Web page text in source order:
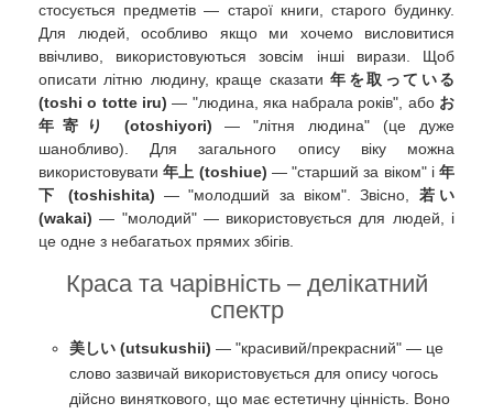
стосується предметів — старої книги, старого будинку.
Для людей, особливо якщо ми хочемо висловитися
ввічливо, використовуються зовсім інші вирази. Щоб
описати літню людину, краще сказати年を取っている
(toshi o totte iru) — "людина, яка набрала років", або お
年寄り (otoshiyori) — "літня людина" (це дуже
шанобливо). Для загального опису віку можна
використовувати年上 (toshiue) — "старший за віком" і年
下 (toshishita) — "молодший за віком". Звісно, 若い
(wakai) — "молодий" — використовується для людей, і
це одне з небагатьох прямих збігів.
Краса та чарівність – делікатний
спектр
美しい (utsukushii) — "красивий/прекрасний" — це
слово зазвичай використовується для опису чогось
дійсно виняткового, що має естетичну цінність. Воно